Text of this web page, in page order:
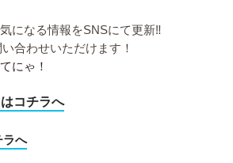
になる情報をSNSにて更新‼︎
合わせいただけます！
にゃ！
コチラへ
ラへ